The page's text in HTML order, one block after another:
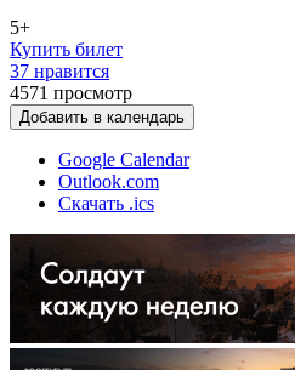
5+
Купить билет
37 нравится
4571 просмотр
Добавить в календарь
Google Calendar
Outlook.com
Скачать .ics